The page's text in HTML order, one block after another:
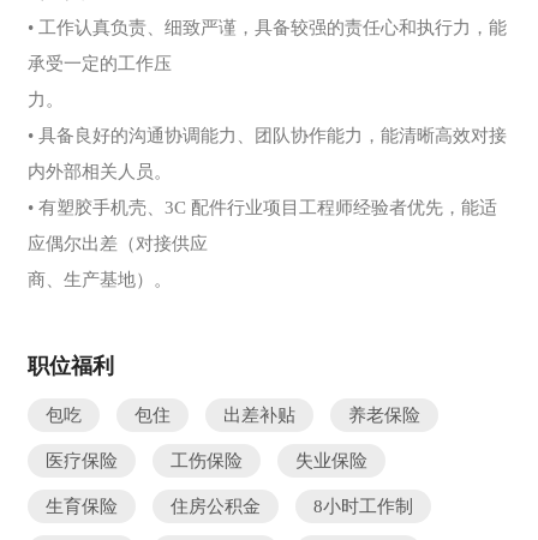
• 工作认真负责、细致严谨，具备较强的责任心和执行力，能
承受一定的工作压
力。
• 具备良好的沟通协调能力、团队协作能力，能清晰高效对接
内外部相关人员。
• 有塑胶手机壳、3C 配件行业项目工程师经验者优先，能适
应偶尔出差（对接供应
商、生产基地）。
职位福利
包吃 包住 出差补贴 养老保险
医疗保险 工伤保险 失业保险
生育保险 住房公积金 8小时工作制